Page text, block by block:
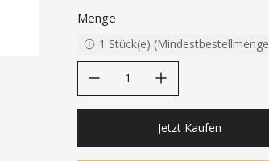
Menge
1 Stück(e) (Mindestbestellmenge
Jetzt Kaufen